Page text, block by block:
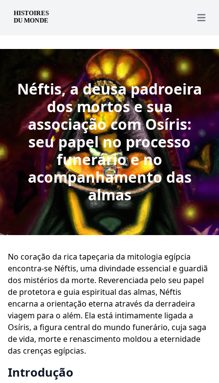
pt Open
Néftis, a deusa padroeira
dos mortos e sua
associação com Osíris:
seu papel no processo
funerário e no
acompanhamento das
almas
No coração da rica tapeçaria da mitologia egípcia
encontra-se Néftis, uma divindade essencial e guardiã
dos mistérios da morte. Reverenciada pelo seu papel
de protetora e guia espiritual das almas, Néftis
encarna a orientação eterna através da derradeira
viagem para o além. Ela está intimamente ligada a
Osíris, a figura central do mundo funerário, cuja saga
de vida, morte e renascimento moldou a eternidade
das crenças egípcias.
Introdução